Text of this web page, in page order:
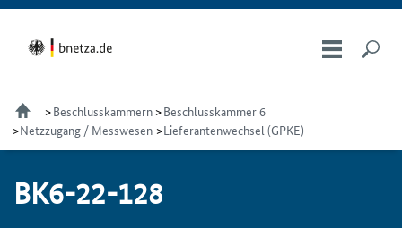
Beschlusskammern
Beschlusskammer 6
Netzzugang / Messwesen
Lieferantenwechsel (GPKE)
BK6-22-128